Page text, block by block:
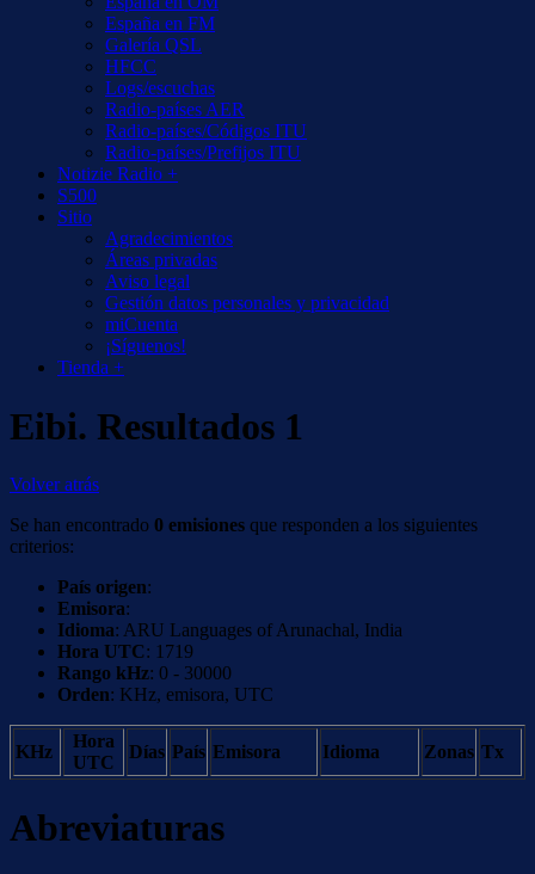
España en FM
Galería QSL
HFCC
Logs/escuchas
Radio-países AER
Radio-países/Códigos ITU
Radio-países/Prefijos ITU
Notizie Radio +
S500
Sitio
Agradecimientos
Áreas privadas
Aviso legal
Gestión datos personales y privacidad
miCuenta
¡Síguenos!
Tienda +
Eibi. Resultados 1
Volver atrás
Se han encontrado 0 emisiones que responden a los siguientes
criterios:
País origen:
Emisora:
Idioma: ARU Languages of Arunachal, India
Hora UTC: 1719
Rango kHz: 0 - 30000
Orden: KHz, emisora, UTC
KHz
Hora
UTC
Días País Emisora Idioma Zonas Tx
Abreviaturas